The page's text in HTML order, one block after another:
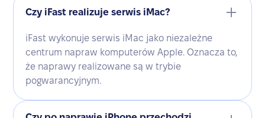
Czy iFast realizuje serwis iMac?
iFast wykonuje serwis iMac jako niezależne
centrum napraw komputerów Apple. Oznacza to,
że naprawy realizowane są w trybie
pogwarancyjnym.